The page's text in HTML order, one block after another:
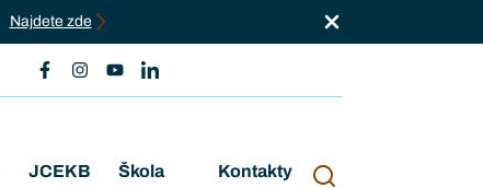
Najdete zde
JCEKB Škola Kontakty